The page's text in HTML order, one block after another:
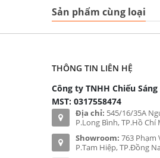
Sản phẩm cùng loại
THÔNG TIN LIÊN HỆ
Công ty TNHH Chiếu
MST: 0317558474
Địa chỉ: 545/16/35A
P.Long Bình, TP.Hồ Chí
Showroom: 763 Phạm
P.Tam Hiệp, TP.Đồng